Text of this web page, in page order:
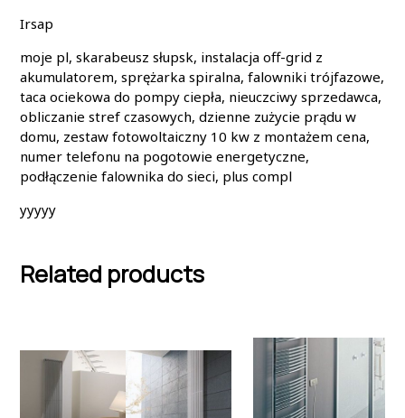
Irsap
moje pl, skarabeusz słupsk, instalacja off-grid z
akumulatorem, sprężarka spiralna, falowniki trójfazowe,
taca ociekowa do pompy ciepła, nieuczciwy sprzedawca,
obliczanie stref czasowych, dzienne zużycie prądu w
domu, zestaw fotowoltaiczny 10 kw z montażem cena,
numer telefonu na pogotowie energetyczne,
podłączenie falownika do sieci, plus compl
yyyyy
Related products